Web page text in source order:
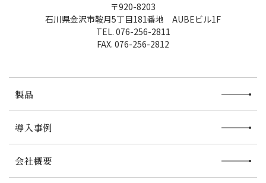
〒920-8203
石川県金沢市鞍月5丁目181番地 AUBEビル1F
TEL. 076-256-2811
FAX. 076-256-2812
製品
導入事例
会社概要